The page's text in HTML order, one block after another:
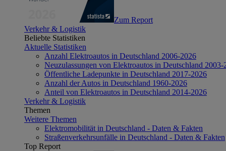
Zum Report
Verkehr & Logistik
Beliebte Statistiken
Aktuelle Statistiken
Anzahl Elektroautos in Deutschland 2006-2026
Neuzulassungen von Elektroautos in Deutschland 2003-
Öffentliche Ladepunkte in Deutschland 2017-2026
Anzahl der Autos in Deutschland 1960-2026
Anteil von Elektroautos in Deutschland 2014-2026
Verkehr & Logistik
Themen
Weitere Themen
Elektromobilität in Deutschland - Daten & Fakten
Straßenverkehrsunfälle in Deutschland - Daten & Fakten
Top Report